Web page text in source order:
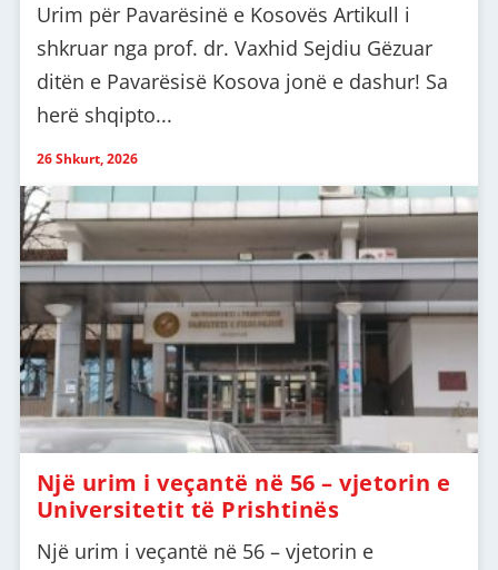
Urim për Pavarësinë e Kosovës Artikull i
shkruar nga prof. dr. Vaxhid Sejdiu Gëzuar
ditën e Pavarësisë Kosova jonë e dashur! Sa
herë shqipto...
26 Shkurt, 2026
Një urim i veçantë në 56 – vjetorin e
Universitetit të Prishtinës
Një urim i veçantë në 56 – vjetorin e